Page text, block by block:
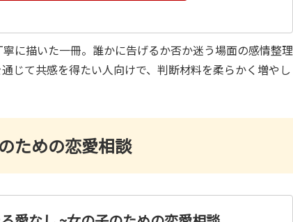
に描いた一冊。誰かに告げるか否か迷う場面の感情整理
じて共感を得たい人向けで、判断材料を柔らかく増やし
ための恋愛相談